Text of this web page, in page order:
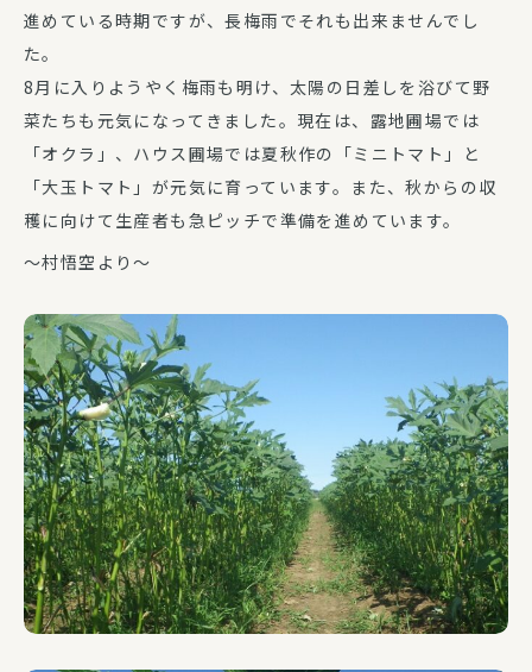
進めている時期ですが、長梅雨でそれも出来ませんでし
た。
8月に入りようやく梅雨も明け、太陽の日差しを浴びて野
菜たちも元気になってきました。現在は、露地圃場では
「オクラ」、ハウス圃場では夏秋作の「ミニトマト」と
「大玉トマト」が元気に育っています。また、秋からの収
穫に向けて生産者も急ピッチで準備を進めています。
～村悟空より～